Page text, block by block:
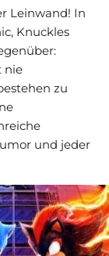
Leinwand! In
Knuckles
nie
zu
und jeder